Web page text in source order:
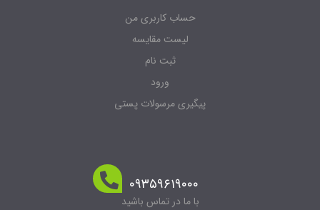
حساب کاربری من
لیست مقایسه
پیگیری مرسولات پستی
۰۹۳۵۹۶۱۹۰۰۰
با ما در تماس باشید